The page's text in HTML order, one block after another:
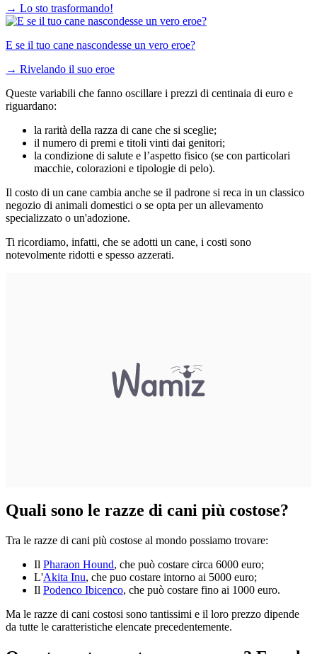
→ Lo sto trasformando!
E se il tuo cane nascondesse un vero eroe?
→ Rivelando il suo eroe
Queste variabili che fanno oscillare i prezzi di centinaia di euro e
riguardano:
la rarità della razza di cane che si sceglie;
il numero di premi e titoli vinti dai genitori;
la condizione di salute e l’aspetto fisico (se con particolari
macchie, colorazioni e tipologie di pelo).
Il costo di un cane cambia anche se il padrone si reca in un classico
negozio di animali domestici o se opta per un allevamento
specializzato o un'adozione.
Ti ricordiamo, infatti, che se adotti un cane, i costi sono
notevolmente ridotti e spesso azzerati.
Quali sono le razze di cani più costose?
Tra le razze di cani più costose al mondo possiamo trovare:
Il Pharaon Hound, che può costare circa 6000 euro;
L'Akita Inu, che puo costare intorno ai 5000 euro;
Il Podenco Ibicenco, che può costare fino ai 1000 euro.
Ma le razze di cani costosi sono tantissimi e il loro prezzo dipende
da tutte le caratteristiche elencate precedentemente.